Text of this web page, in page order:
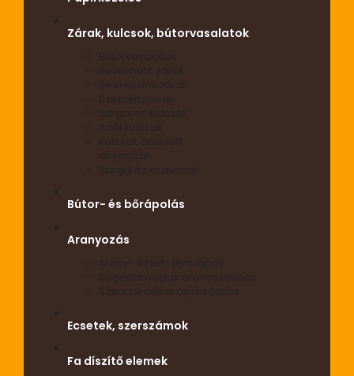
Zárak, kulcsok, bútorvasalatok
Bútorvasalatok
Bevéshető zárak
Beeresztős zárak
Szekrényzárak
Sárgaréz kulcsok
Acél kulcsok
Kulcsok ötvözött
Sárgaréz csavarok
Bútor- és bőrápolás
Aranyozás
Arany- ezüst- fém lapok
Segédanyagok aranyozáshoz
Szerszámok aranyozáshoz
Ecsetek, szerszámok
Fa díszítő elemek